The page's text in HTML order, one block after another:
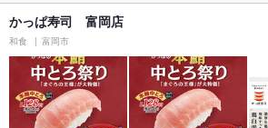
かっぱ寿司 富岡店
和食 富岡市